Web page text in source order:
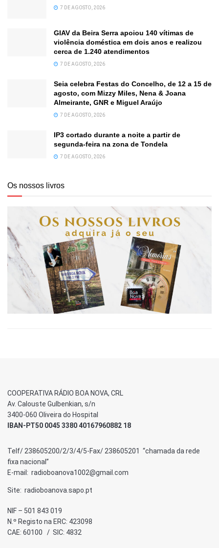
7 DE AGOSTO, 2026
GIAV da Beira Serra apoiou 140 vítimas de
violência doméstica em dois anos e realizou
cerca de 1.240 atendimentos
7 DE AGOSTO, 2026
Seia celebra Festas do Concelho, de 12 a 15 de
agosto, com Mizzy Miles, Nena & Joana
Almeirante, GNR e Miguel Araújo
7 DE AGOSTO, 2026
IP3 cortado durante a noite a partir de
segunda-feira na zona de Tondela
7 DE AGOSTO, 2026
Os nossos livros
COOPERATIVA RÁDIO BOA NOVA, CRL
Av. Calouste Gulbenkian, s/n
3400-060 Oliveira do Hospital
IBAN-PT50 0045 3380 40167960882 18
Telf/ 238605200/2/3/4/5-Fax/ 238605201 “chamada da rede
fixa nacional”
E-mail: radioboanova1002@gmail.com
Site: radioboanova.sapo.pt
NIF – 501 843 019
N.º Registo na ERC: 423098
CAE: 60100 / SIC: 4832